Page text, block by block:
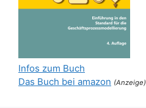
Infos zum Buch
Das Buch bei amazon (Anzeige)